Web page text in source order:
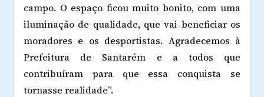
campo. O espaço ficou muito bonito, com uma
iluminação de qualidade, que vai beneficiar os
moradores e os desportistas. Agradecemos à
Prefeitura de Santarém e a todos que
contribuíram para que essa conquista se
tornasse realidade”.